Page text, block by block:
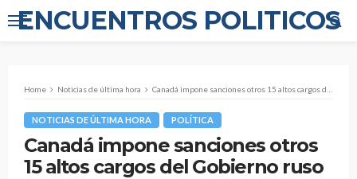
ENCUENTROS POLITICOS
Home Noticias de última hora Canadá impone sanciones otros 15 altos cargos del Gobierno ruso
NOTICIAS DE ÚLTIMA HORA POLÍTICA
Canadá impone sanciones otros
15 altos cargos del Gobierno ruso